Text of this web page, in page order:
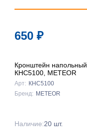
650 ₽
Кронштейн напольный
КНС5100, METEOR
Арт: КНС5100
Бренд: METEOR
Наличие:20 шт.